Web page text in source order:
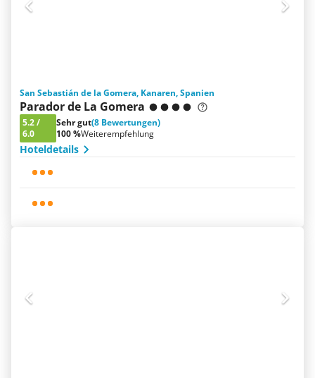
San Sebastián de la Gomera, Kanaren, Spanien
Parador de La Gomera
5.2/
6.0
Sehr gut(8 Bewertungen)
100 %Weiterempfehlung
Hoteldetails